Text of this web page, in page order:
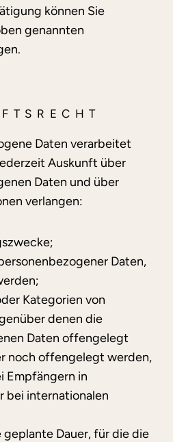
können Sie
genannten
Daten verarbeitet
Auskunft über
Daten und über
verlangen:
Daten,
Kategorien von
denen die
Daten offengelegt
noch offengelegt werden,
Empfängern in
bei internationalen
Dauer, für die die